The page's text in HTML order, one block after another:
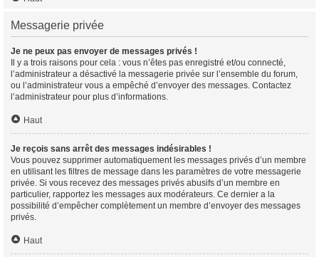
Messagerie privée
Je ne peux pas envoyer de messages privés !
Il y a trois raisons pour cela : vous n’êtes pas enregistré et/ou connecté,
l’administrateur a désactivé la messagerie privée sur l’ensemble du forum,
ou l’administrateur vous a empêché d’envoyer des messages. Contactez
l’administrateur pour plus d’informations.
Haut
Je reçois sans arrêt des messages indésirables !
Vous pouvez supprimer automatiquement les messages privés d’un membre
en utilisant les filtres de message dans les paramètres de votre messagerie
privée. Si vous recevez des messages privés abusifs d’un membre en
particulier, rapportez les messages aux modérateurs. Ce dernier a la
possibilité d’empêcher complètement un membre d’envoyer des messages
privés.
Haut